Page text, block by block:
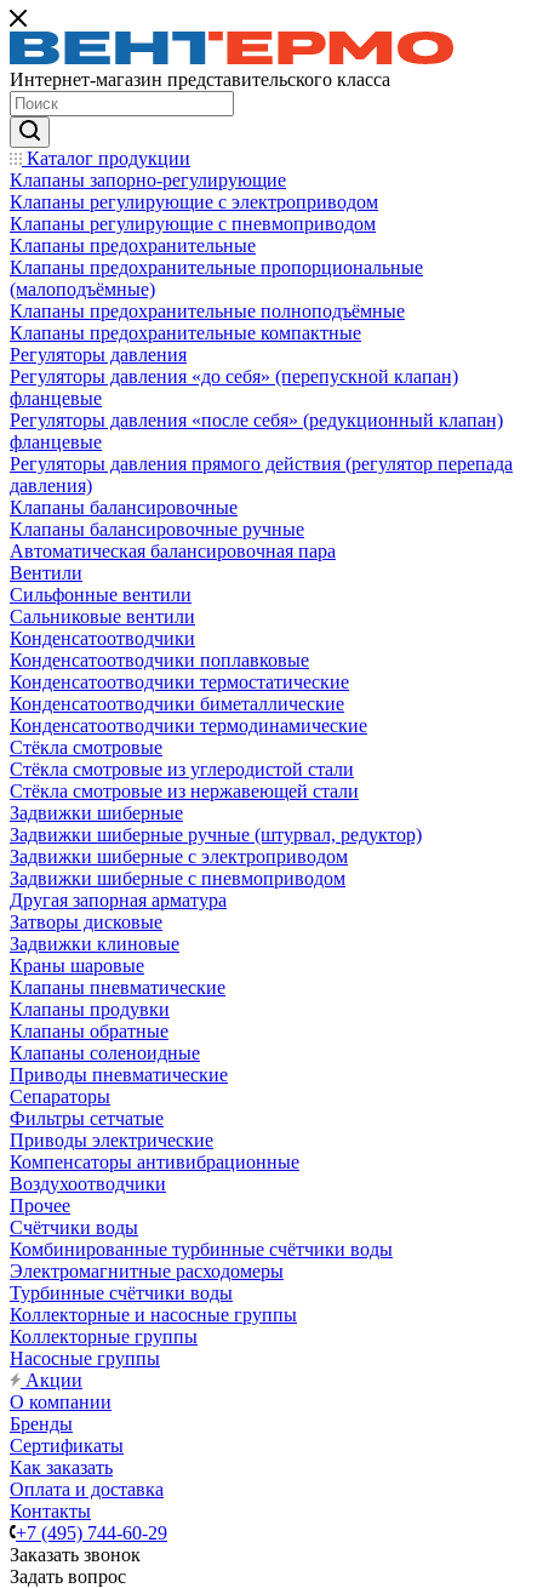
Интернет-магазин представительского класса
Каталог продукции
Клапаны запорно-регулирующие
Клапаны регулирующие с электроприводом
Клапаны регулирующие с пневмоприводом
Клапаны предохранительные
Клапаны предохранительные пропорциональные
(малоподъёмные)
Клапаны предохранительные полноподъёмные
Клапаны предохранительные компактные
Регуляторы давления
Регуляторы давления «до себя» (перепускной клапан)
фланцевые
Регуляторы давления «после себя» (редукционный клапан)
фланцевые
Регуляторы давления прямого действия (регулятор перепада
давления)
Клапаны балансировочные
Клапаны балансировочные ручные
Автоматическая балансировочная пара
Вентили
Сильфонные вентили
Сальниковые вентили
Конденсатоотводчики
Конденсатоотводчики поплавковые
Конденсатоотводчики термостатические
Конденсатоотводчики биметаллические
Конденсатоотводчики термодинамические
Стёкла смотровые
Стёкла смотровые из углеродистой стали
Стёкла смотровые из нержавеющей стали
Задвижки шиберные
Задвижки шиберные ручные (штурвал, редуктор)
Задвижки шиберные с электроприводом
Задвижки шиберные с пневмоприводом
Другая запорная арматура
Затворы дисковые
Задвижки клиновые
Краны шаровые
Клапаны пневматические
Клапаны продувки
Клапаны обратные
Клапаны соленоидные
Приводы пневматические
Сепараторы
Фильтры сетчатые
Приводы электрические
Компенсаторы антивибрационные
Воздухоотводчики
Прочее
Счётчики воды
Комбинированные турбинные счётчики воды
Электромагнитные расходомеры
Турбинные счётчики воды
Коллекторные и насосные группы
Коллекторные группы
Насосные группы
Акции
О компании
Бренды
Сертификаты
Как заказать
Оплата и доставка
Контакты
+7 (495) 744-60-29
Заказать звонок
Задать вопрос